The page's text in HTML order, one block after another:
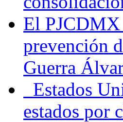
El PJCDMX
prevención
Guerra
Estados
estados por